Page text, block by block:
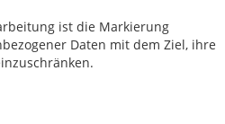
ist die Markierung
Daten mit dem Ziel, ihre